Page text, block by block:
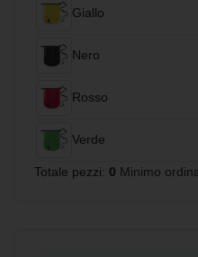
Giallo
Nero
Rosso
Verde
Totale pezzi: 0 Minimo